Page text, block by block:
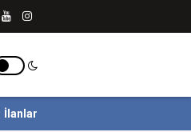
DERE GÜVEN TAZELEDİ
İlanlar